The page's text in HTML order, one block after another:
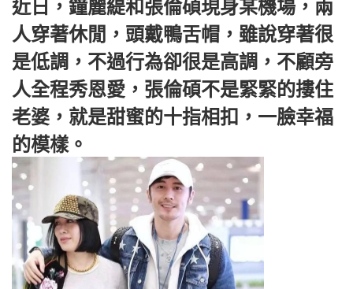
近日，鐘麗緹和張倫碩現身某機場，兩
人穿著休閒，頭戴鴨舌帽，雖說穿著很
是低調，不過行為卻很是高調，不顧旁
人全程秀恩愛，張倫碩不是緊緊的摟住
老婆，就是甜蜜的十指相扣，一臉幸福
的模樣。